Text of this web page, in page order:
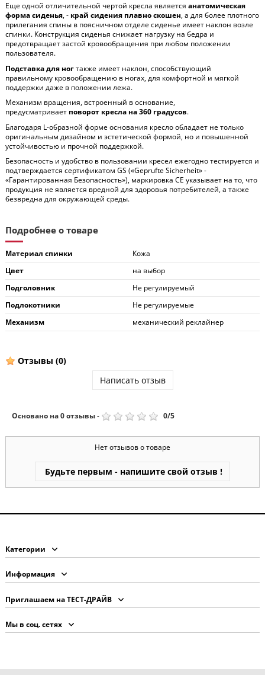
Еще одной отличительной чертой кресла является анатомическая
форма сиденья, - край сидения плавно скошен, а для более плотного
прилегания спины в поясничном отделе сиденье имеет наклон возле
спинки. Конструкция сиденья снижает нагрузку на бедра и
предотвращает застой кровообращения при любом положении
пользователя.
Подставка для ногтакже имеет наклон, способствующий
правильному кровообращению в ногах, для комфортной и мягкой
поддержки даже в положении лежа.
Механизм вращения, встроенный в основание,
предусматривает поворот кресла на 360 градусов.
Благодаря L-образной форме основания кресло обладает не только
оригинальным дизайном и эстетической формой, но и повышенной
устойчивостью и прочной поддержкой.
Безопасность и удобство в пользовании кресел ежегодно тестируется и
подтверждается сертификатом GS («Geprufte Sicherheit» -
«Гарантированная Безопасность»), маркировка CE указывает на то, что
продукция не является вредной для здоровья потребителей, а также
безвредна для окружающей среды.
Подробнее о товаре
Материал спинки
Кожа
Цвет
на выбор
Подголовник
Не регулируемый
Подлокотники
Не регулируемые
Механизм
механический реклайнер
Отзывы (0)
Написать отзыв
Основано на0отзывы- 0/5
Нет отзывов о товаре
Будьте первым - напишите свой отзыв !
Категории
Информация
Приглашаем на ТЕСТ-ДРАЙВ
Мы в соц. сетях